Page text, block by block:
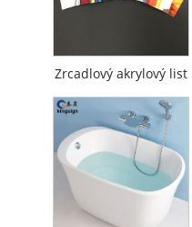
Zrcadlový akrylový list